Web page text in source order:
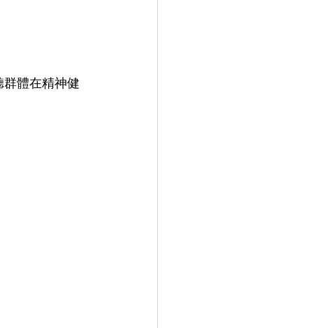
體在精神健